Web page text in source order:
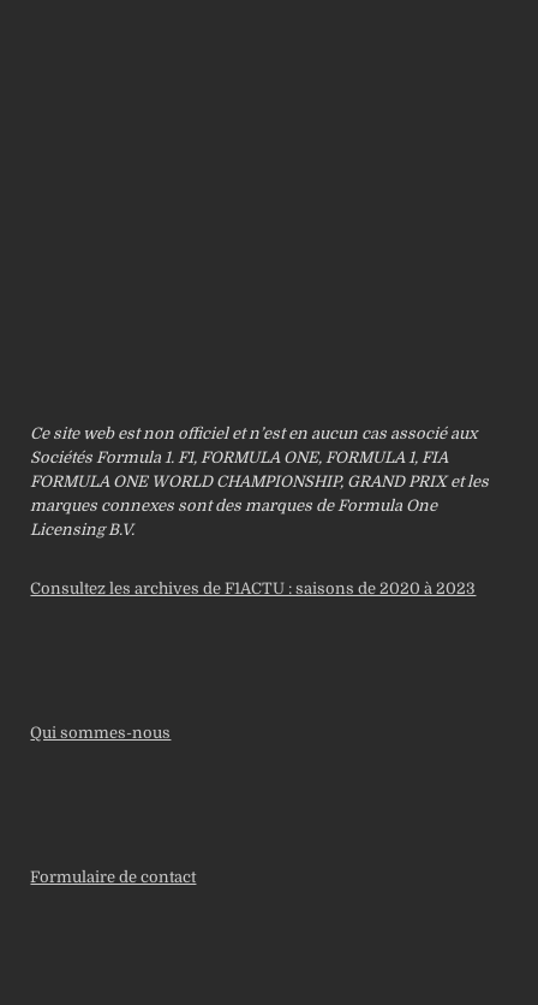
Ce site web est non officiel et n’est en aucun cas associé aux
Sociétés Formula 1. F1, FORMULA ONE, FORMULA 1, FIA
FORMULA ONE WORLD CHAMPIONSHIP, GRAND PRIX et les
marques connexes sont des marques de Formula One
Licensing B.V.
Consultez les archives de F1ACTU : saisons de 2020 à 2023
Qui sommes-nous
Formulaire de contact